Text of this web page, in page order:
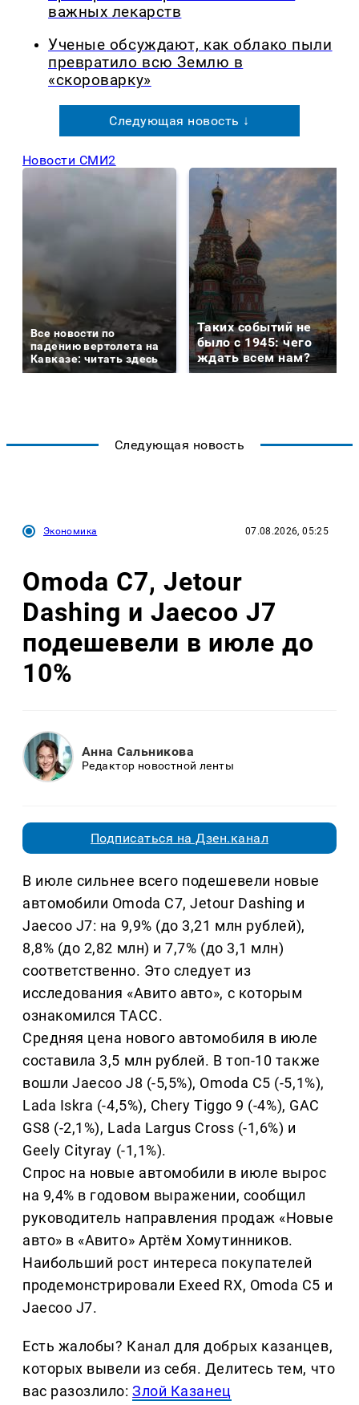
важных лекарств
Ученые обсуждают, как облако пыли
превратило всю Землю в
«скороварку»
Следующая новость ↓
Новости СМИ2
Все новости по
падению вертолета на
Кавказе: читать здесь
Таких событий не
было с 1945: чего
ждать всем нам?
Следующая новость
Экономика 07.08.2026, 05:25
Omoda C7, Jetour
Dashing и Jaecoo J7
подешевели в июле до
10%
Анна Сальникова
Редактор новостной ленты
Подписаться на Дзен.канал
В июле сильнее всего подешевели новые
автомобили Omoda C7, Jetour Dashing и
Jaecoo J7: на 9,9% (до 3,21 млн рублей),
8,8% (до 2,82 млн) и 7,7% (до 3,1 млн)
соответственно. Это следует из
исследования «Авито авто», с которым
ознакомился ТАСС.
Средняя цена нового автомобиля в июле
составила 3,5 млн рублей. В топ-10 также
вошли Jaecoo J8 (-5,5%), Omoda C5 (-5,1%),
Lada Iskra (-4,5%), Chery Tiggo 9 (-4%), GAC
GS8 (-2,1%), Lada Largus Cross (-1,6%) и
Geely Cityray (-1,1%).
Спрос на новые автомобили в июле вырос
на 9,4% в годовом выражении, сообщил
руководитель направления продаж «Новые
авто» в «Авито» Артём Хомутинников.
Наибольший рост интереса покупателей
продемонстрировали Exeed RX, Omoda C5 и
Jaecoo J7.
Есть жалобы? Канал для добрых казанцев,
которых вывели из себя. Делитеcь тем, что
вас разозлило:Злой Казанец